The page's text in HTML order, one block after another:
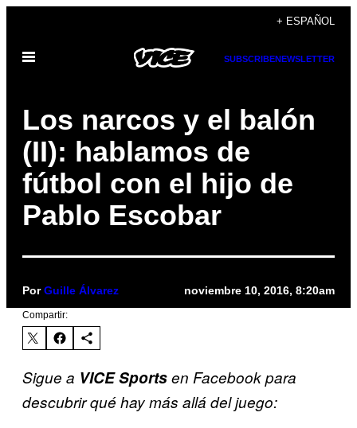
contenido
+ ESPAÑOL
Abrir
SUBSCRIBENEWSLETTER
Los narcos y el balón
(II): hablamos de
fútbol con el hijo de
Pablo Escobar
PorGuille Álvarez noviembre 10, 2016, 8:20am
Compartir:
Sigue a VICE Sportsen Facebook para
descubrir qué hay más allá del juego: